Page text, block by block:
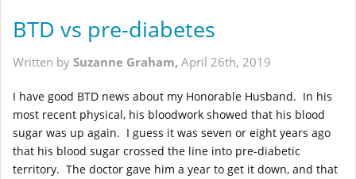
BTD vs pre-diabetes
Written by Suzanne Graham, April 26th, 2019
I have good BTD news about my Honorable Husband. In his
most recent physical, his bloodwork showed that his blood
sugar was up again. I guess it was seven or eight years ago
that his blood sugar crossed the line into pre-diabetic
territory. The doctor gave him a year to get it down, and that